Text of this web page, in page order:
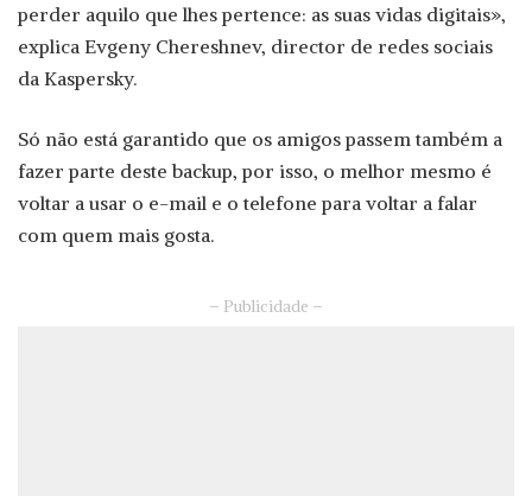
perder aquilo que lhes pertence: as suas vidas digitais»,
explica Evgeny Chereshnev, director de redes sociais
da Kaspersky.
Só não está garantido que os amigos passem também a
fazer parte deste backup, por isso, o melhor mesmo é
voltar a usar o e-mail e o telefone para voltar a falar
com quem mais gosta.
– Publicidade –